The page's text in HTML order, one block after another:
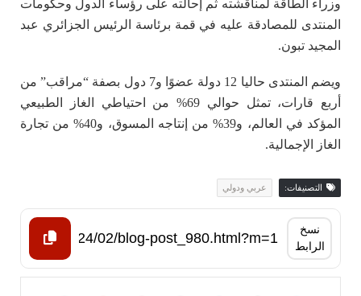
وزراء الطاقة لمناقشته ثم إحالته على رؤساء الدول وحكومات
المنتدى للمصادقة عليه في قمة برئاسة الرئيس الجزائري عبد
المجيد تبون.
ويضم المنتدى حاليا 12 دولة عضوًا و7 دول بصفة “مراقب” من
أربع قارات، تمثل حوالي 69% من احتياطي الغاز الطبيعي
المؤكد في العالم، و39% من إنتاجه المسوق، و40% من تجارة
الغاز الإجمالية.
التصنيفات: عربي ودولي
نسخ
الرابط